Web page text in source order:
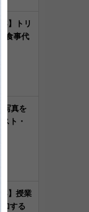
】トリ
食事代
写真を
ト・
】授業
加する